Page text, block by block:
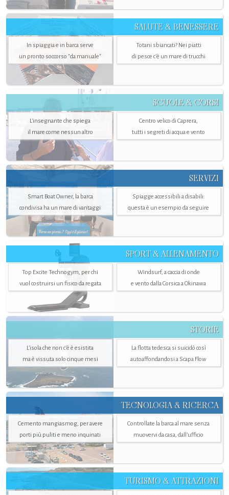
SALUTE & BENESSERE
In spiaggia e in barca serve
un pronto soccorso "da manuale"
Totani sbiancati? Nei piatti
di pesce c'è un mare di trucchi
SCUOLE & CORSI
L'insegnante che spiega
il mare come nessun altro
Centro velico di Caprera,
tutti i segreti di acqua e vento
SERVIZI
Smart Boat Owner, la barca
condivisa ha un mare di vantaggi
Spiagge accessibili a disabili:
questa è un esempio da seguire
SPORT & ALLENAMENTO
Top Excite Technogym, per chi
vuol costruirsi un fisico da regata
Windsurf, a caccia di onde
e vento dalla Corsica a Okinawa
STORIE
L’isola che non c'è è esistita
ma è vissuta solo cinque mesi
La flotta tedesca si suicidò così
autoaffondandosi a Scapa Flow
TECNOLOGIA & RICERCA
Cemento mangiasmog, per avere
porti più puliti e meno inquinati
Controllate la barca al mare senza
muovervi da casa, dall’ufficio
TURISMO & ATTRAZIONI